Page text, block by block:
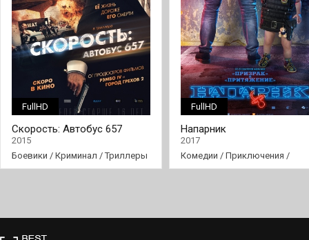
FullHD
Скорость: Автобус 657
2015
Боевики / Криминал /Триллеры
FullHD
Напарник
2017
Комедии / Приключения /
Фильмы